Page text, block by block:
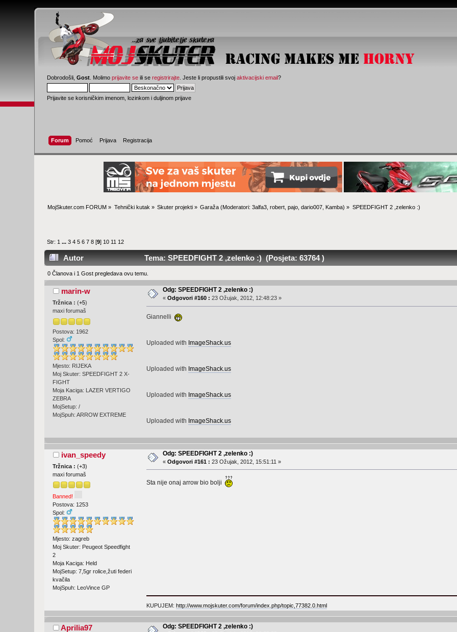
Dobrodošli,Gost . Molimoprijavite se ili seregistrirajte . Jeste li propustili svojaktivacijski email?
Prijavite se korisničkim imenom, lozinkom i duljinom prijave
Forum Pomoć Prijava Registracija
MojSkuter.com FORUM » Tehnički kutak » Skuter projekti » Garaža (Moderatori:3alfa3 ,robert ,pajo ,dario007 Kamba) » SPEEDFIGHT 2 ,zelenko :)
Str: 1 ...3 4 5 6 7 8 [9] 10 11 12
Autor Tema: SPEEDFIGHT 2 ,zelenko :) (Posjeta: 63764 )
0 Članova i 1 Gost pregledava ovu temu.
marin-w
Tržnica :(+5)
maxi forumaš
Postova: 1962
Spol:
Mjesto: RIJEKA
Moj Skuter: SPEEDFIGHT 2 X-
FIGHT
Moja Kaciga: LAZER VERTIGO
ZEBRA
MojSetup: /
MojSpuh: ARROW EXTREME
Odg: SPEEDFIGHT 2 ,zelenko :)
«Odgovori #160 : 23 Ožujak, 2012, 12:48:23 »
Giannelli
Uploaded with ImageShack.us
Uploaded with ImageShack.us
Uploaded with ImageShack.us
Uploaded with ImageShack.us
ivan_speedy
Tržnica :(+3)
maxi forumaš
Banned!
Postova: 1253
Spol:
Mjesto: zagreb
Moj Skuter: Peugeot Speedfight
2
Moja Kaciga: Held
MojSetup: 7,5gr rolice,žuti federi
kvačila
MojSpuh: LeoVince GP
Odg: SPEEDFIGHT 2 ,zelenko :)
«Odgovori #161 : 23 Ožujak, 2012, 15:51:11 »
Sta nije onaj arrow bio bolji
KUPUJEM: http://www.mojskuter.com/forum/index.php/topic,77382.0.html
Aprilia97 Odg: SPEEDFIGHT 2 ,zelenko :)